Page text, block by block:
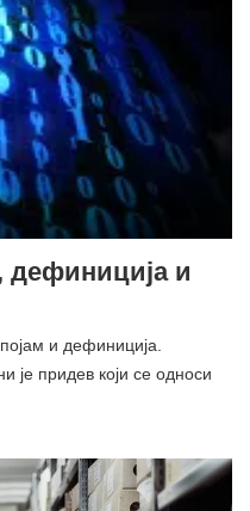
дефиниција и
и дефиниција.
је придев који се односи